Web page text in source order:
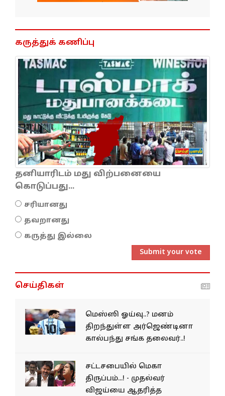
கருத்துக் கணிப்பு
தனியாரிடம் மது விற்பனையை
கொடுப்பது...
சரியானது
தவறானது
கருத்து இல்லை
Submit your vote
செய்திகள்
மெஸ்ஸி ஓய்வு..? மனம்
திறந்துள்ள அர்ஜெண்டினா
கால்பந்து சங்க தலைவர்..!
சட்டசபையில் மெகா
திருப்பம்...! - முதல்வர்
விஜய்யை ஆதரித்த